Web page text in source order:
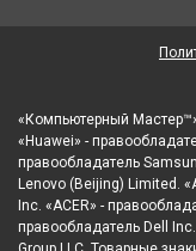
«Компьютерный
«Huawei» -
правообладатель
Lenovo (Beijing) Limited.
Inc. «ACER» -
правообладатель Dell